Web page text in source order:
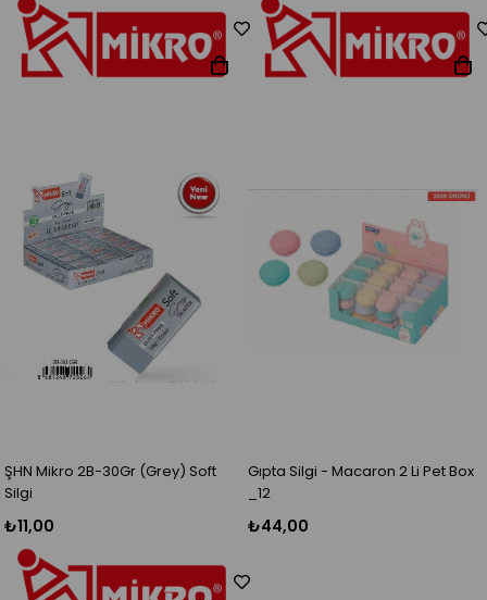
ŞHN Mikro 2B-30Gr (Grey) Soft
Silgi
₺11,00
Gıpta Silgi - Macaron 2 Li Pet Box
_12
₺44,00